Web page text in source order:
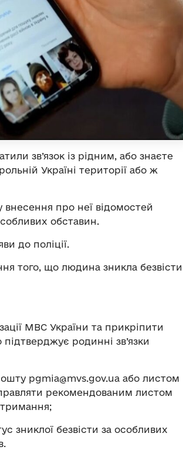
зв’язок із рідним, або знаєте
Україні території або ж
про неї відомостей
обставин.
до поліції.
того, що людина зникла безвісти
МВС України та прикріпити
родинні зв’язки
pgmia@mvs.gov.ua або листом
рекомендованим листом
зниклої безвісти за особливих